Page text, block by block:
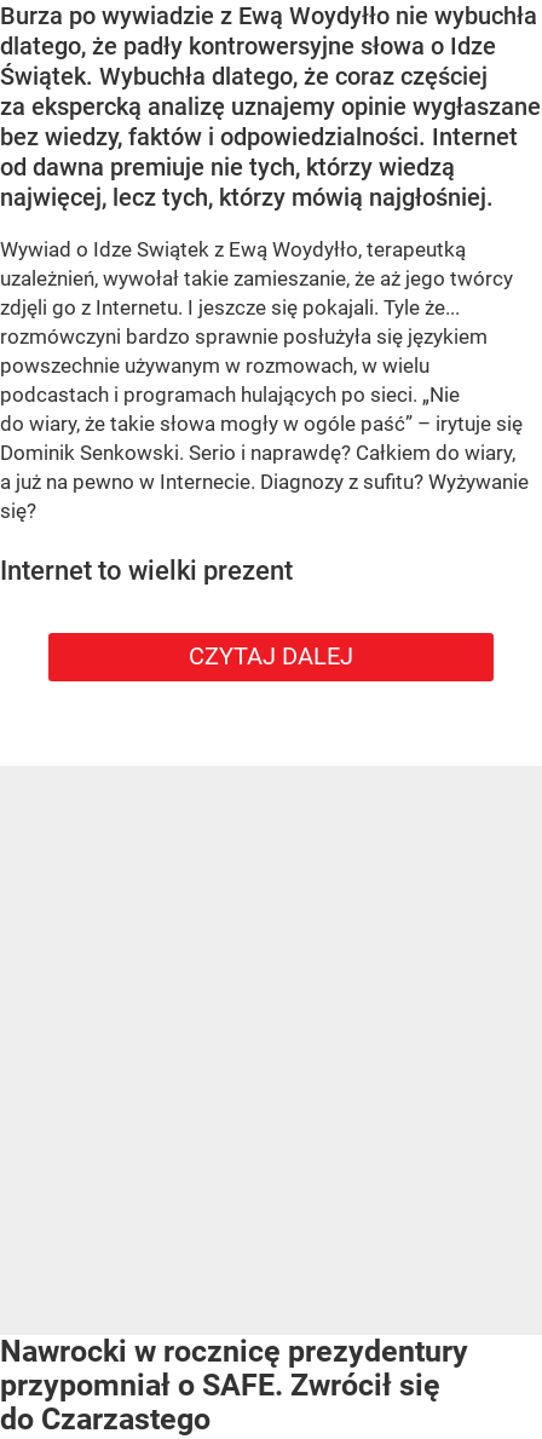
Burza po wywiadzie z Ewą Woydyłło nie wybuchła
dlatego, że padły kontrowersyjne słowa o Idze
Świątek. Wybuchła dlatego, że coraz częściej
za ekspercką analizę uznajemy opinie wygłaszane
bez wiedzy, faktów i odpowiedzialności. Internet
od dawna premiuje nie tych, którzy wiedzą
najwięcej, lecz tych, którzy mówią najgłośniej.
Wywiad o Idze Swiątek z Ewą Woydyłło, terapeutką
uzależnień, wywołał takie zamieszanie, że aż jego twórcy
zdjęli go z Internetu. I jeszcze się pokajali. Tyle że...
rozmówczyni bardzo sprawnie posłużyła się językiem
powszechnie używanym w rozmowach, w wielu
podcastach i programach hulających po sieci. „Nie
do wiary, że takie słowa mogły w ogóle paść” – irytuje się
Dominik Senkowski. Serio i naprawdę? Całkiem do wiary,
a już na pewno w Internecie. Diagnozy z sufitu? Wyżywanie
się?
Internet to wielki prezent
CZYTAJ DALEJ
Nawrocki w rocznicę prezydentury
przypomniał o SAFE. Zwrócił się
do Czarzastego